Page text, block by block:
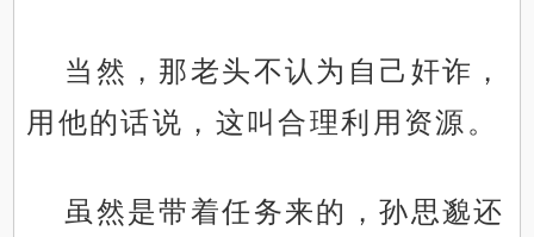
当然，那老头不认为自己奸诈，
用他的话说，这叫合理利用资源。
虽然是带着任务来的，孙思邈还